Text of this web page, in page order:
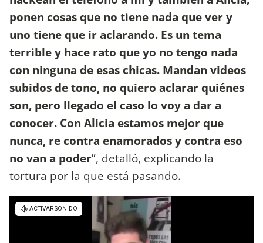
ponen cosas que no tiene nada que ver y
uno tiene que ir aclarando. Es un tema
terrible y hace rato que yo no tengo nada
con ninguna de esas chicas. Mandan videos
subidos de tono, no quiero aclarar quiénes
son, pero llegado el caso lo voy a dar a
conocer. Con Alicia estamos mejor que
nunca, re contra enamorados y contra eso
no van a poder”, detalló, explicando la
tortura por la que está pasando.